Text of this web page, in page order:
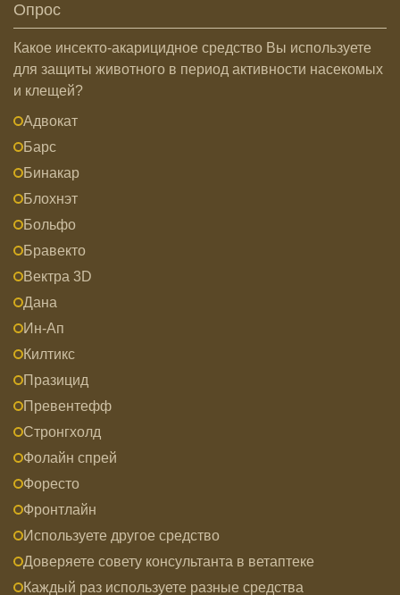
Опрос
Какое инсекто-акарицидное средство Вы используете
для защиты животного в период активности насекомых
и клещей?
Адвокат
Барс
Бинакар
Блохнэт
Больфо
Бравекто
Вектра 3D
Дана
Ин-Ап
Килтикс
Празицид
Превентефф
Стронгхолд
Фолайн спрей
Форесто
Фронтлайн
Используете другое средство
Доверяете совету консультанта в ветаптеке
Каждый раз используете разные средства